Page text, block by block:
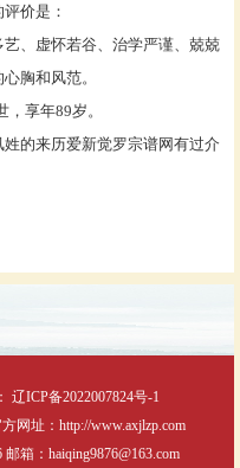
价是：
、虚怀若谷、治学严谨、兢兢
胸和风范。
享年89岁。
的来历爱新觉罗宗谱网有过介
辽ICP备2022007824号-1
网址：http://www.axjlzp.com
箱：haiqing9876@163.com